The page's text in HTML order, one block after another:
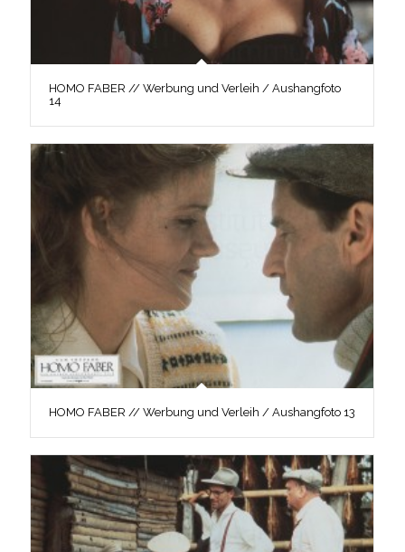
HOMO FABER // Werbung und Verleih / Aushangfoto
14
HOMO FABER // Werbung und Verleih / Aushangfoto 13